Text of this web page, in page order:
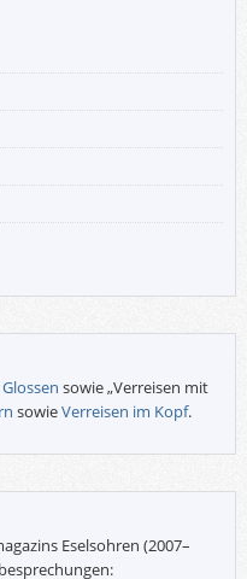
Glossen sowie „Verreisen mit
sowieVerreisen im Kopf.
Eselsohren (2007–